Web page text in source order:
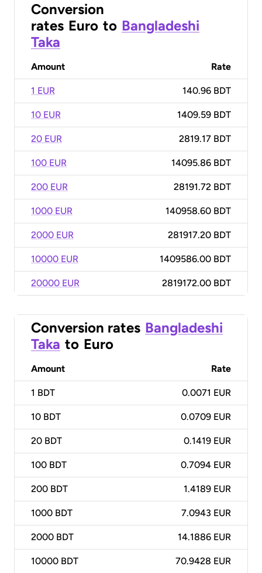
Conversion
rates Euro to Bangladeshi
Taka
Amount Rate
1 EUR 140.96 BDT
10 EUR 1409.59 BDT
20 EUR 2819.17 BDT
100 EUR 14095.86 BDT
200 EUR 28191.72 BDT
1000 EUR 140958.60 BDT
2000 EUR 281917.20 BDT
10000 EUR 1409586.00 BDT
20000 EUR 2819172.00 BDT
Conversion rates Bangladeshi
Taka to Euro
Amount Rate
1 BDT 0.0071 EUR
10 BDT 0.0709 EUR
20 BDT 0.1419 EUR
100 BDT 0.7094 EUR
200 BDT 1.4189 EUR
1000 BDT 7.0943 EUR
2000 BDT 14.1886 EUR
10000 BDT 70.9428 EUR